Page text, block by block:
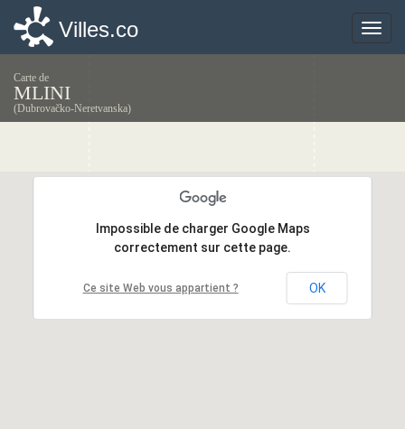
Toggle
Villes.co
Carte de
MLINI
(Dubrovačko-Neretvanska)
Impossible de charger Google Maps
correctement sur cette page.
Ce site Web vous appartient ? OK
Impossible de charger Google Maps
correctement sur cette page.
Ce site Web vous appartient ? OK
Toggle
Villes.co